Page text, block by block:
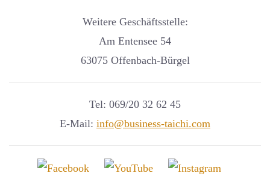
Weitere Geschäftsstelle:
Am Entensee 54
63075 Offenbach-Bürgel
Tel: 069/20 32 62 45
E-Mail: info@business-taichi.com